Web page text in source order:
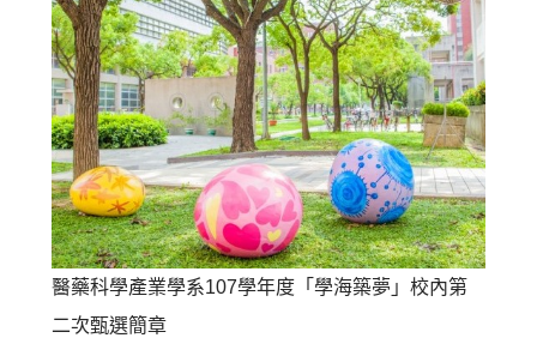
醫藥科學產業學系107學年度「學海築夢」校內第
二次甄選簡章